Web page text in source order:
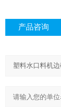
产品咨询